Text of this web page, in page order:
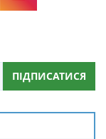
ПІДПИСАТИСЯ